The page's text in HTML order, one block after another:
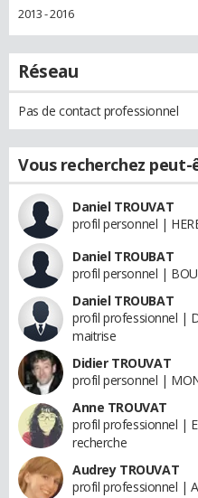
2013 - 2016
Réseau
Pas de contact professionnel
Vous recherchez
Daniel TROUVAT
profil personnel |
Daniel TROUBAT
profil personnel |
Daniel TROUBAT
profil professionnel |
maitrise
Didier TROUVAT
profil personnel |
Anne TROUVAT
profil professionnel |
recherche
Audrey TROUVAT
profil professionnel |